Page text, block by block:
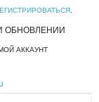
.
ОБНОВЛЕНИИ
АККАУНТ